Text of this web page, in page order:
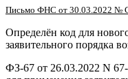
Письмо ФНС от 30.03.2022 №
Определён код для
заявительного порядка
ФЗ-67 от 26.03.2022 N